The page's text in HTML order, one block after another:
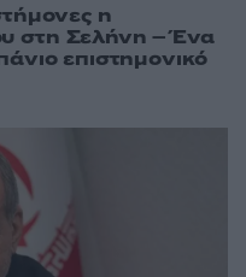
η
στη Σελήνη – Ένα
επιστημονικό